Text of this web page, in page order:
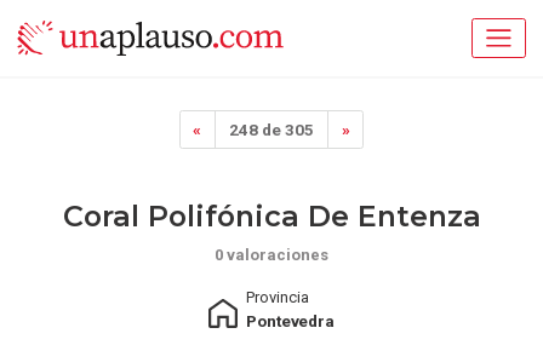
« 248 de 305 »
Coral Polifónica De Entenza
0 valoraciones
Provincia
Pontevedra